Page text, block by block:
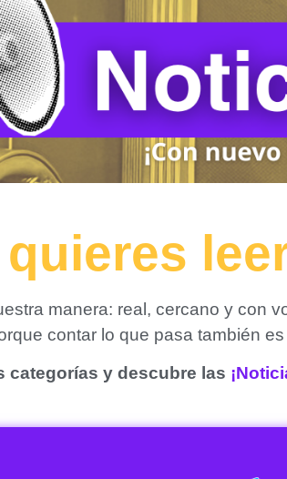
manera: real, cercano y con
contar lo que pasa también
categorías y descubre las